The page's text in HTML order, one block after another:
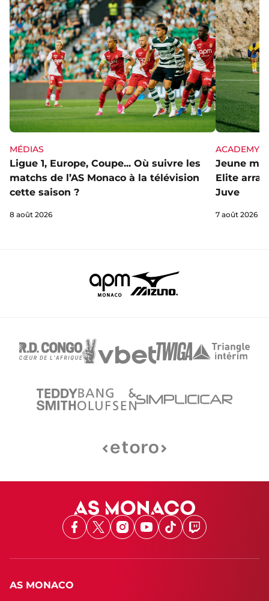
MÉDIAS
Ligue 1, Europe, Coupe... Où suivre les
matchs de l’AS Monaco à la télévision
cette saison ?
8 août 2026
ACADEMY
Jeune
Elite
Juve
7 août 2026
Facebook
X Instagram
Youtube
TikTokTwitch
AS MONACO